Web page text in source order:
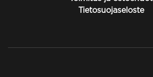
Tietosuojaseloste